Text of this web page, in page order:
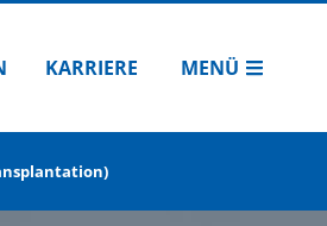
KARRIERE MENÜ